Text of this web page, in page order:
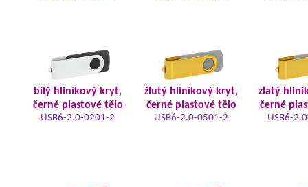
bílý hliníkový kryt,
černé plastové tělo
USB6-2.0-0201-2
žlutý hliníkový kryt,
černé plastové tělo
USB6-2.0-0501-2
zlatý
černé
USB6-